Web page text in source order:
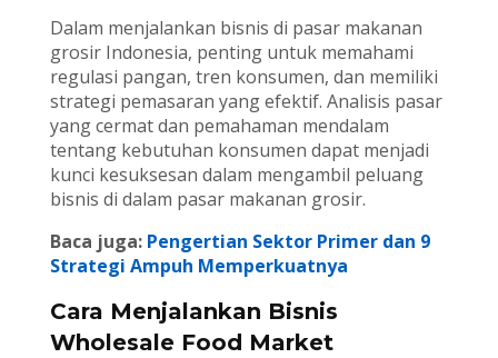
Dalam menjalankan bisnis di pasar makanan
grosir Indonesia, penting untuk memahami
regulasi pangan, tren konsumen, dan memiliki
strategi pemasaran yang efektif. Analisis pasar
yang cermat dan pemahaman mendalam
tentang kebutuhan konsumen dapat menjadi
kunci kesuksesan dalam mengambil peluang
bisnis di dalam pasar makanan grosir.
Baca juga: Pengertian Sektor Primer dan 9
Strategi Ampuh Memperkuatnya
Cara Menjalankan Bisnis
Wholesale Food Market